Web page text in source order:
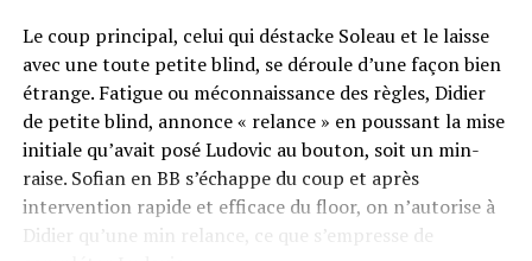
Le coup principal, celui qui déstacke Soleau et le laisse
avec une toute petite blind, se déroule d’une façon bien
étrange. Fatigue ou méconnaissance des règles, Didier
de petite blind, annonce « relance » en poussant la mise
initiale qu’avait posé Ludovic au bouton, soit un min-
raise. Sofian en BB s’échappe du coup et après
intervention rapide et efficace du floor, on n’autorise à
Didier qu’une min relance, ce que s’empresse de